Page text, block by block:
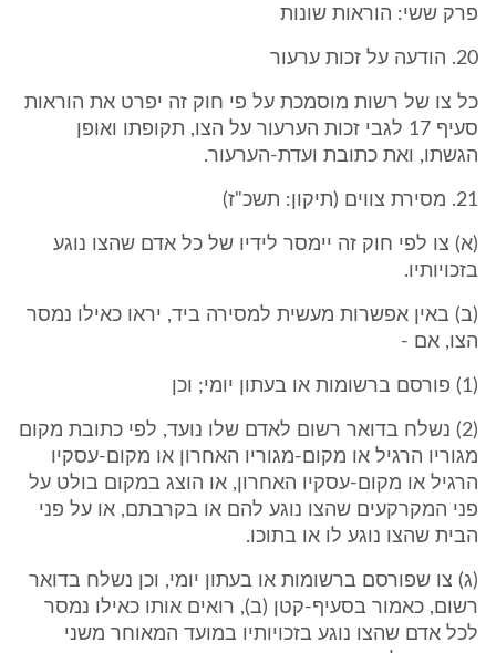
פרק ששי: הוראות שונות
20. הודעה על זכות ערעור
כל צו של רשות מוסמכת על פי חוק זה יפרט את הוראות
סעיף 17 לגבי זכות הערעור על הצו, תקופתו ואופן
הגשתו, ואת כתובת ועדת-הערעור.
21. מסירת צווים (תיקון: תשכ"ז)
(א) צו לפי חוק זה יימסר לידיו של כל אדם שהצו נוגע
בזכויותיו.
(ב) באין אפשרות מעשית למסירה ביד, יראו כאילו נמסר
הצו, אם -
(1) פורסם ברשומות או בעתון יומי; וכן
(2) נשלח בדואר רשום לאדם שלו נועד, לפי כתובת מקום
מגוריו הרגיל או מקום-מגוריו האחרון או מקום-עסקיו
הרגיל או מקום-עסקיו האחרון, או הוצג במקום בולט על
פני המקרקעים שהצו נוגע להם או בקרבתם, או על פני
הבית שהצו נוגע לו או בתוכו.
(ג) צו שפורסם ברשומות או בעתון יומי, וכן נשלח בדואר
רשום, כאמור בסעיף-קטן (ב), רואים אותו כאילו נמסר
לכל אדם שהצו נוגע בזכויותיו במועד המאוחר משני